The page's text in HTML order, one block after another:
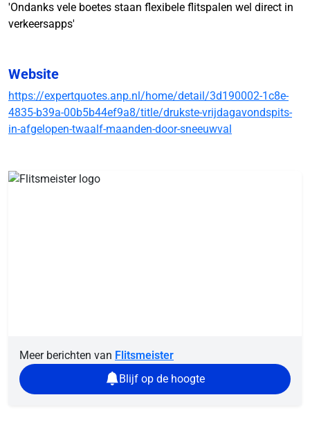
'Ondanks vele boetes staan flexibele flitspalen wel direct in
verkeersapps'
Website
https://expertquotes.anp.nl/home/detail/3d190002-1c8e-
4835-b39a-00b5b44ef9a8/title/drukste-vrijdagavondspits-
in-afgelopen-twaalf-maanden-door-sneeuwval
Meer berichten van Flitsmeister
Blijf op de hoogte